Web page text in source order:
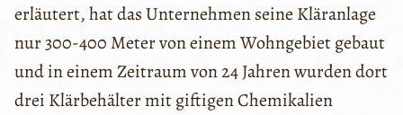
erläutert, hat das Unternehmen seine Kläranlage
nur 300-400 Meter von einem Wohngebiet gebaut
und in einem Zeitraum von 24 Jahren wurden dort
drei Klärbehälter mit giftigen Chemikalien